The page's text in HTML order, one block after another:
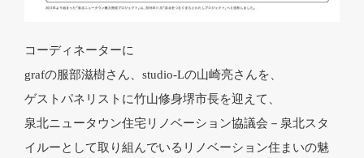
コーディネーターに
grafの服部滋樹さん、studio-Lの山崎亮さんを、
ゲストパネリストに竹山修身堺市長を迎えて、
泉北ニュータウン住宅リノベーション協議会－泉北スタ
イルーとして取り組んでいるリノベーション住まいの魅